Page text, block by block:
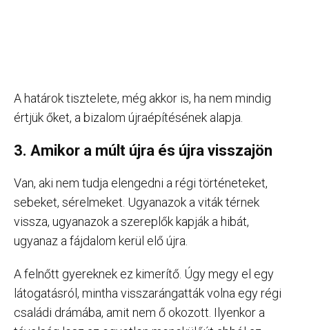
A határok tisztelete, még akkor is, ha nem mindig
értjük őket, a bizalom újraépítésének alapja.
3. Amikor a múlt újra és újra visszajön
Van, aki nem tudja elengedni a régi történeteket,
sebeket, sérelmeket. Ugyanazok a viták térnek
vissza, ugyanazok a szereplők kapják a hibát,
ugyanaz a fájdalom kerül elő újra.
A felnőtt gyereknek ez kimerítő. Úgy megy el egy
látogatásról, mintha visszarángatták volna egy régi
családi drámába, amit nem ő okozott. Ilyenkor a